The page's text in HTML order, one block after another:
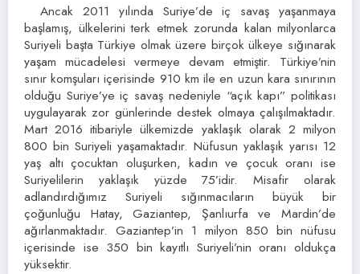
Ancak 2011 yılında Suriye’de iç savaş yaşanmaya
başlamış, ülkelerini terk etmek zorunda kalan milyonlarca
Suriyeli başta Türkiye olmak üzere birçok ülkeye sığınarak
yaşam mücadelesi vermeye devam etmiştir. Türkiye’nin
sınır komşuları içerisinde 910 km ile en uzun kara sınırının
olduğu Suriye’ye iç savaş nedeniyle “açık kapı” politikası
uygulayarak zor günlerinde destek olmaya çalışılmaktadır.
Mart 2016 itibariyle ülkemizde yaklaşık olarak 2 milyon
800 bin Suriyeli yaşamaktadır. Nüfusun yaklaşık yarısı 12
yaş altı çocuktan oluşurken, kadın ve çocuk oranı ise
Suriyelilerin yaklaşık yüzde 75’idir. Misafir olarak
adlandırdığımız Suriyeli sığınmacıların büyük bir
çoğunluğu Hatay, Gaziantep, Şanlıurfa ve Mardin’de
ağırlanmaktadır. Gaziantep’in 1 milyon 850 bin nüfusu
içerisinde ise 350 bin kayıtlı Suriyeli’nin oranı oldukça
yüksektir.